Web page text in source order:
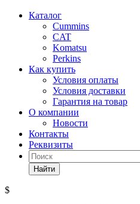
Каталог
Cummins
CAT
Komatsu
Perkins
Как купить
Условия оплаты
Условия доставки
Гарантия на товар
О компании
Новости
Контакты
Реквизиты
Найти
$